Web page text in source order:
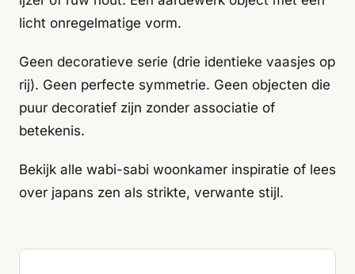
licht onregelmatige vorm.
Geen decoratieve serie (drie identieke vaasjes op
rij). Geen perfecte symmetrie. Geen objecten die
puur decoratief zijn zonder associatie of
betekenis.
Bekijk alle wabi-sabi woonkamer inspiratie of lees
over japans zen als strikte, verwante stijl.